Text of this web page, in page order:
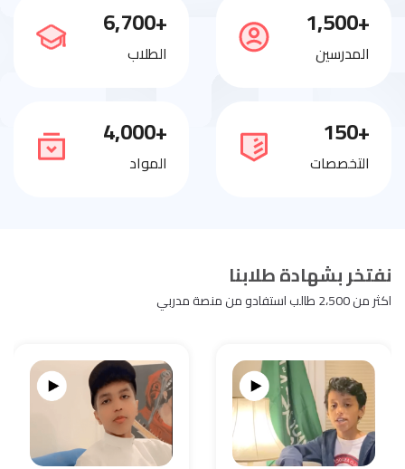
+1,500
المدرسين
+6,700
الطلاب
+150
التخصصات
+4,000
المواد
نفتخر بشهادة طلابنا
اكثر من 2،500 طالب استفادو من منصة مدربي